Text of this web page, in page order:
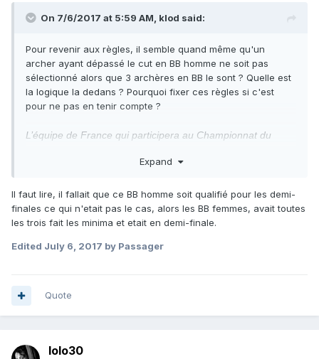
On 7/6/2017 at 5:59 AM, klod said:
Pour revenir aux règles, il semble quand même qu'un
archer ayant dépassé le cut en BB homme ne soit pas
sélectionné alors que 3 archères en BB le sont ? Quelle est
la logique la dedans ? Pourquoi fixer ces règles si c'est
pour ne pas en tenir compte ?
L’équipe de France qui participera au Championnat du
l’épreuve de sélection dans chaque catégorie,
Sera complétée, d’un ou plusieurs archers qualifiés pour les
demi-finales, ayant réalisé le minima de points considéré ci-
catégorie) :
Expand
Il faut lire, il fallait que ce BB homme soit qualifié pour les demi-
finales ce qui n'etait pas le cas, alors les BB femmes, avait toutes
les trois fait les minima et etait en demi-finale.
Edited July 6, 2017 by Passager
Quote
lolo30